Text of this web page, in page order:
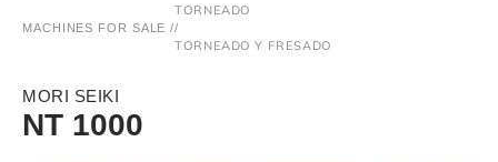
MACHINES FOR SALE /
TORNEADO
/
TORNEADO Y FRESADO
MORI SEIKI
NT 1000